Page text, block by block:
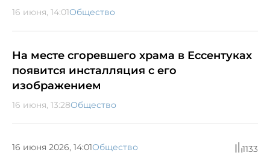
16 июня, 14:01Общество
На месте сгоревшего храма в Ессентуках
появится инсталляция с его
изображением
16 июня, 13:28Общество
16 июня 2026, 14:01Общество 1133